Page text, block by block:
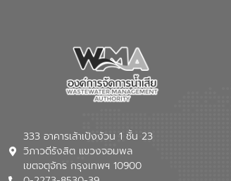
333 อาคารเล้าเป้งง้วน 1 ชั้น 23
วิภาวดีรังสิต แขวงจอมพล
เขตจตุจักร กรุงเทพฯ 10900